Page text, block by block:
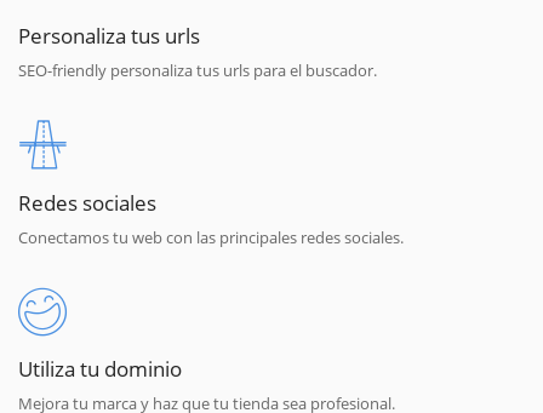
Personaliza tus urls
SEO-friendly personaliza tus urls para el buscador.
Redes sociales
Conectamos tu web con las principales redes sociales.
Utiliza tu dominio
Mejora tu marca y haz que tu tienda sea profesional.